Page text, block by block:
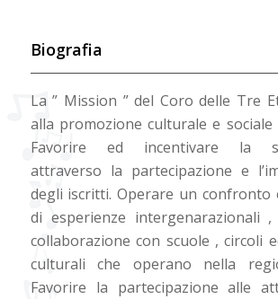
Biografia
La ” Mission ” del Coro delle Tre
alla promozione culturale e
Favorire ed incentivare la
attraverso la partecipazione e
degli iscritti. Operare un confronto
di esperienze intergenarazionali
collaborazione con scuole , circoli
culturali che operano nella
Favorire la partecipazione alle